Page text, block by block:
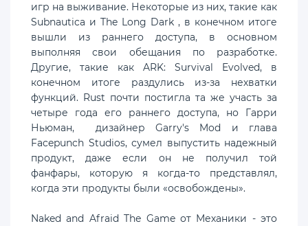
игр на выживание. Некоторые из них, такие как
Subnautica и The Long Dark , в конечном итоге
вышли из раннего доступа, в основном
выполняя свои обещания по разработке.
Другие, такие как ARK: Survival Evolved, в
конечном итоге раздулись из-за нехватки
функций. Rust почти постигла та же участь за
четыре года его раннего доступа, но Гарри
Ньюман, дизайнер Garry's Mod и глава
Facepunch Studios, сумел выпустить надежный
продукт, даже если он не получил той
фанфары, которую я когда-то представлял,
когда эти продукты были «освобождены».
Naked and Afraid The Game от Механики - это